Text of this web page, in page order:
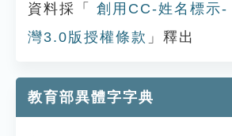
資料採「
創用CC-姓名標示-
灣3.0版授權條款 」釋出
教育部異體字字典